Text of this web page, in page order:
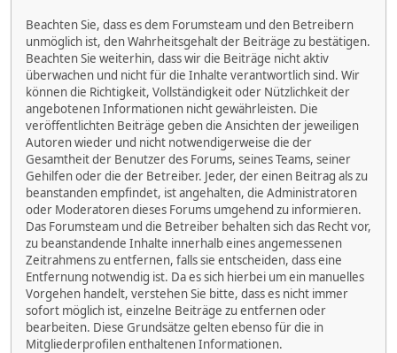
Beachten Sie, dass es dem Forumsteam und den Betreibern
unmöglich ist, den Wahrheitsgehalt der Beiträge zu bestätigen.
Beachten Sie weiterhin, dass wir die Beiträge nicht aktiv
überwachen und nicht für die Inhalte verantwortlich sind. Wir
können die Richtigkeit, Vollständigkeit oder Nützlichkeit der
angebotenen Informationen nicht gewährleisten. Die
veröffentlichten Beiträge geben die Ansichten der jeweiligen
Autoren wieder und nicht notwendigerweise die der
Gesamtheit der Benutzer des Forums, seines Teams, seiner
Gehilfen oder die der Betreiber. Jeder, der einen Beitrag als zu
beanstanden empfindet, ist angehalten, die Administratoren
oder Moderatoren dieses Forums umgehend zu informieren.
Das Forumsteam und die Betreiber behalten sich das Recht vor,
zu beanstandende Inhalte innerhalb eines angemessenen
Zeitrahmens zu entfernen, falls sie entscheiden, dass eine
Entfernung notwendig ist. Da es sich hierbei um ein manuelles
Vorgehen handelt, verstehen Sie bitte, dass es nicht immer
sofort möglich ist, einzelne Beiträge zu entfernen oder
bearbeiten. Diese Grundsätze gelten ebenso für die in
Mitgliederprofilen enthaltenen Informationen.